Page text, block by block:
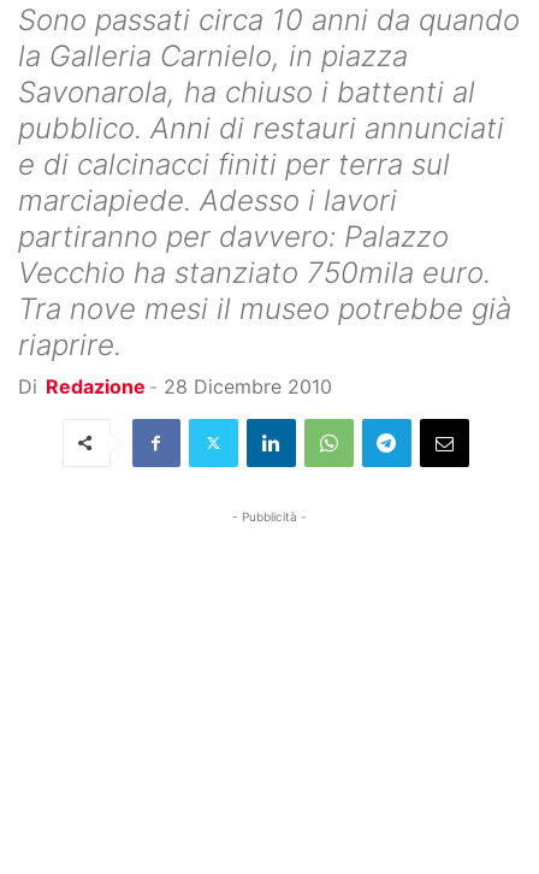
Sono passati circa 10 anni da quando
la Galleria Carnielo, in piazza
Savonarola, ha chiuso i battenti al
pubblico. Anni di restauri annunciati
e di calcinacci finiti per terra sul
marciapiede. Adesso i lavori
partiranno per davvero: Palazzo
Vecchio ha stanziato 750mila euro.
Tra nove mesi il museo potrebbe già
riaprire.
Di Redazione - 28 Dicembre 2010
- Pubblicità -